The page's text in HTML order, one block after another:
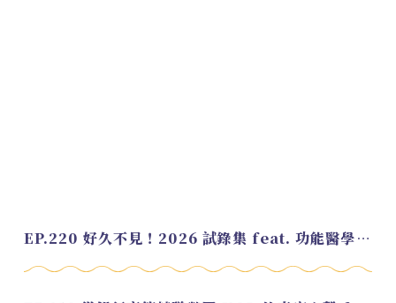
EP.220 好久不見！2026 試錄集 feat. 功能醫學營養師 美寶